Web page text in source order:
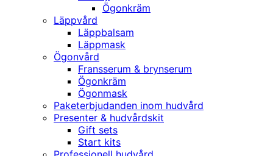
Ögonkräm
Läppvård
Läppbalsam
Läppmask
Ögonvård
Fransserum & brynserum
Ögonkräm
Ögonmask
Paketerbjudanden inom hudvård
Presenter & hudvårdskit
Gift sets
Start kits